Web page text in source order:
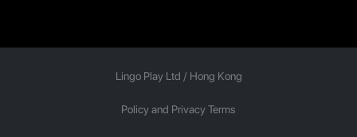
Lingo Play Ltd / Hong Kong
Policy and Privacy Terms